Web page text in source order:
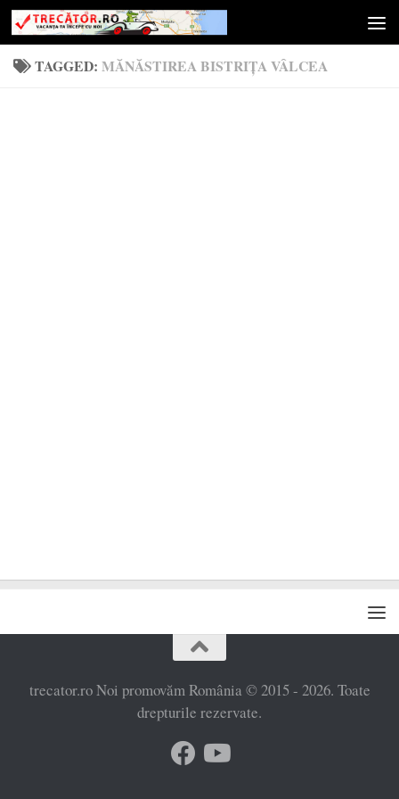
Skip to content
TAGGED: MĂNĂSTIREA BISTRIȚA VÂLCEA
trecator.ro Noi promovăm România © 2015 - 2026. Toate
drepturile rezervate.